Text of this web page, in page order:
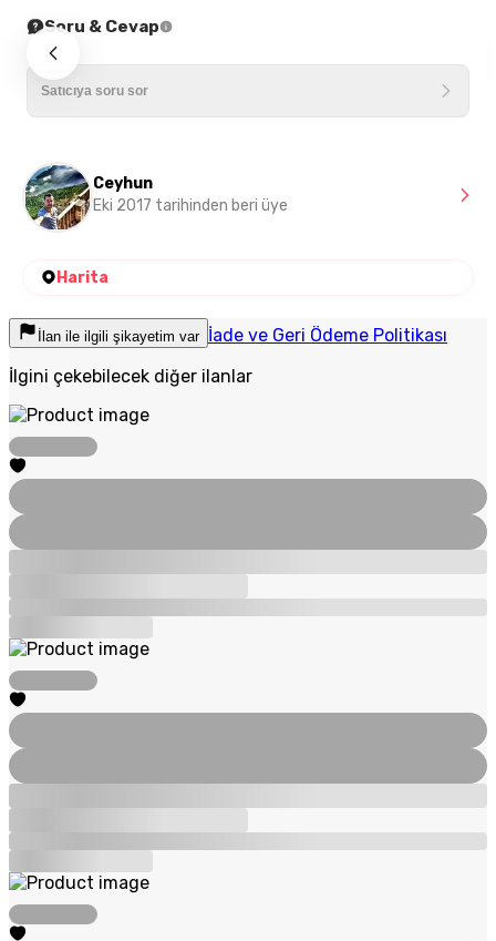
Soru & Cevap
Ceyhun
Eki 2017 tarihinden beri üye
Harita
İlan ile ilgili şikayetim var İade ve Geri Ödeme Politikası
İlgini çekebilecek diğer ilanlar